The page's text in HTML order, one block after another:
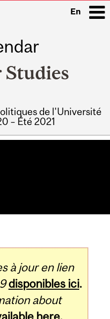
En
Studies
de l'Université
– Été 2021
à jour en lien
disponibles ici.
about
here.